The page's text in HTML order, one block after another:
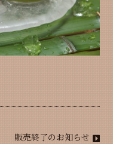
販売終了のお知らせ